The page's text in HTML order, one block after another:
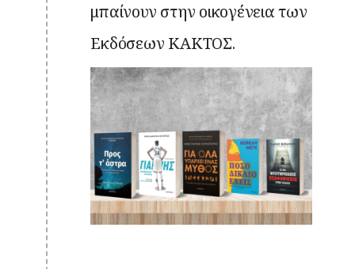
μπαίνουν στην οικογένεια των
Εκδόσεων ΚΑΚΤΟΣ.